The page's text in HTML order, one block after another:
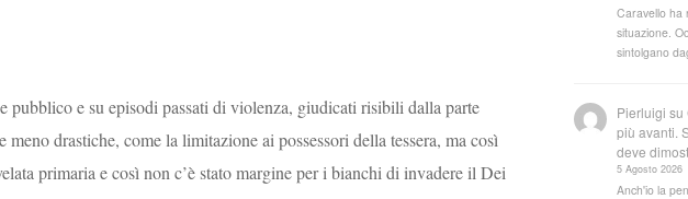
pubblico e su episodi passati di violenza, giudicati risibili dalla parte
drastiche, come la limitazione ai possessori della tessera, ma così
primaria e così non c’è stato margine per i bianchi di invadere il Dei
Caravello ha
situazione.
sintolgano
Pierluigi su
più avanti.
deve
5 Agosto 2026
Anch'io la